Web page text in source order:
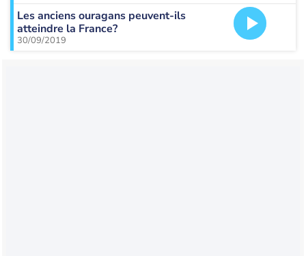
Les anciens ouragans peuvent-ils
atteindre la France?
30/09/2019